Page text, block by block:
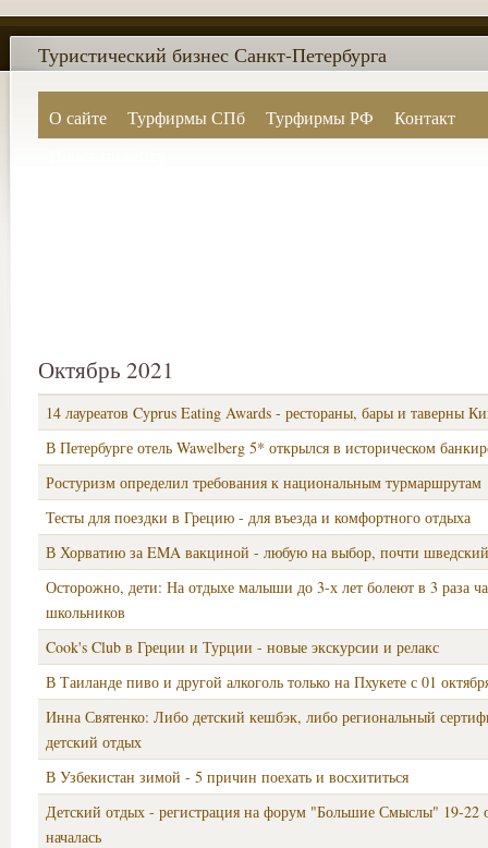
О сайте Турфирмы СПб Турфирмы РФ
Контакт
Туристический бизнес Санкт-Петербурга
Октябрь 2021
14 лауреатов Cyprus Eating Awards - рестораны, бары и таверны
В Петербурге отель Wawelberg 5* открылся в историческом
Ростуризм определил требования к национальным турмаршрутам
Тесты для поездки в Грецию - для въезда и комфортного отдыха
В Хорватию за EMA вакциной - любую на выбор, почти
Осторожно, дети: На отдыхе малыши до 3-х лет болеют в 3 раза
школьников
Cook's Club в Греции и Турции - новые экскурсии и релакс
В Таиланде пиво и другой алкоголь только на Пхукете с 01
Инна Святенко: Либо детский кешбэк, либо региональный
детский отдых
В Узбекистан зимой - 5 причин поехать и восхититься
Детский отдых - регистрация на форум "Большие Смыслы" 19-22
началась